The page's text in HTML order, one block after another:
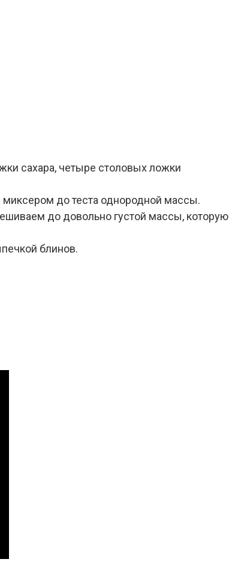
сахара, четыре столовых ложки
до теста однородной массы.
до довольно густой массы, которую
блинов.